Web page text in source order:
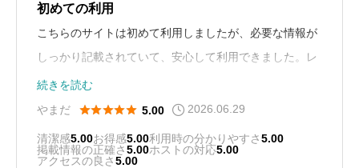
初めての利用
こちらのサイトは初めて利用しましたが、必要な情報が
しっかり記載されていて、安心して利用できました。レ
ンタルスペース自体も清潔感があって、予想以上でし
た。また利用したいです。
続きを読む
やまだ
 5.00 2026.06.29
清潔感5.00お得感5.00利用時の分かりやすさ5.00
掲載情報の正確さ5.00ホストの対応5.00
アクセスの良さ5.00